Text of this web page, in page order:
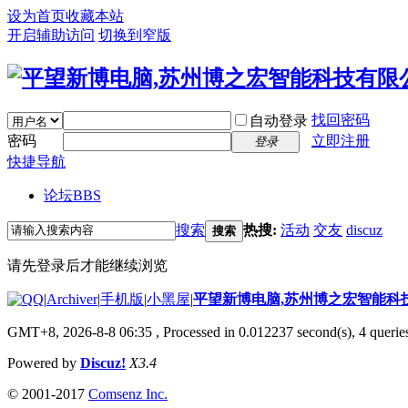
设为首页收藏本站
开启辅助访问 切换到窄版
自动登录 找回密码
密码
登录
立即注册
快捷导航
论坛BBS
搜索 搜索 热搜: 活动 交友 discuz
请先登录后才能继续浏览
|Archiver|手机版|小黑屋|平望新博电脑,苏州博之宏智能科
GMT+8, 2026-8-8 06:35 , Processed in 0.012237 second(s), 4
Powered by Discuz! X3.4
© 2001-2017 Comsenz Inc.